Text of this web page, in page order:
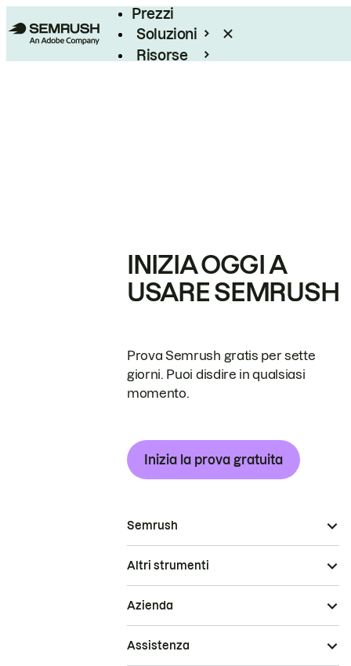
Prezzi
Soluzioni
Risorse
INIZIA OGGI A
USARE SEMRUSH
Prova Semrush gratis per sette
giorni. Puoi disdire in qualsiasi
momento.
Inizia la prova gratuita
Semrush
Altri strumenti
Azienda
Assistenza